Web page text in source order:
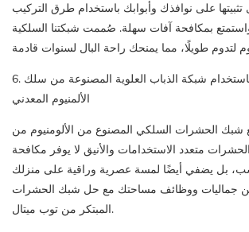
على نوافذك وأبوابك باستخدام طرق التركيب
واستمتع بمكافحة آفات سهلة. صُممت شبكتنا السلكية
6. حسّن مساحتك باستخدام شبكة الذباب العلوية المصنوعة من سلك
الألمنيوم المعدني
الحشرات السلكي المصنوع من الألومنيوم من
متعدد الاستخدامات والأنيق لا يوفر مكافحة
بل يضفي أيضًا لمسة عصرية وراقية على منزلك
جماليات ووظائف مساحتك مع حل شبك الحشرات
المبتكر من توب ميتال.